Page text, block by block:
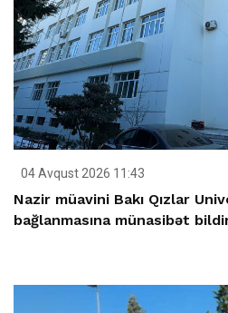
04 Avqust 2026 11:43
Nazir müavini Bakı Qızlar
bağlanmasına münasibət